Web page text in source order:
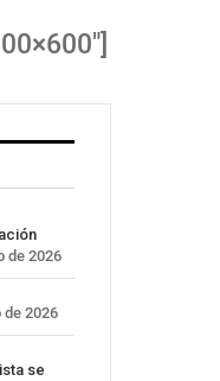
de 2026
de 2026
se